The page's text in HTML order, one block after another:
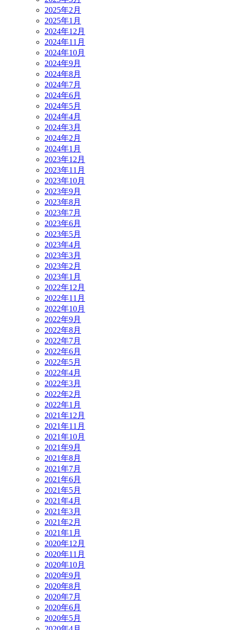
2025年2月
2025年1月
2024年12月
2024年11月
2024年10月
2024年9月
2024年8月
2024年7月
2024年6月
2024年5月
2024年4月
2024年3月
2024年2月
2024年1月
2023年12月
2023年11月
2023年10月
2023年9月
2023年8月
2023年7月
2023年6月
2023年5月
2023年4月
2023年3月
2023年2月
2023年1月
2022年12月
2022年11月
2022年10月
2022年9月
2022年8月
2022年7月
2022年6月
2022年5月
2022年4月
2022年3月
2022年2月
2022年1月
2021年12月
2021年11月
2021年10月
2021年9月
2021年8月
2021年7月
2021年6月
2021年5月
2021年4月
2021年3月
2021年2月
2021年1月
2020年12月
2020年11月
2020年10月
2020年9月
2020年8月
2020年7月
2020年6月
2020年5月